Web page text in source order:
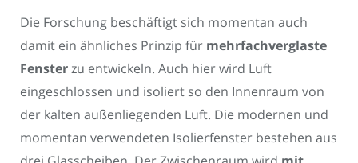
Die Forschung beschäftigt sich momentan auch
damit ein ähnliches Prinzip für mehrfachverglaste
Fensterzu entwickeln. Auch hier wird Luft
eingeschlossen und isoliert so den Innenraum von
der kalten außenliegenden Luft. Die modernen und
momentan verwendeten Isolierfenster bestehen aus